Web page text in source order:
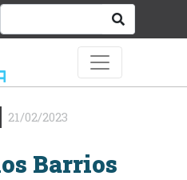
21/02/2023
Barrios